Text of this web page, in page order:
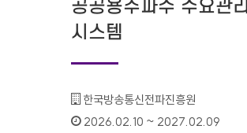
공공용주파수 수요관리
시스템
기관명 :
한국방송통신전파진흥원
인증기간 :
2026.02.10 ~ 2027.02.09